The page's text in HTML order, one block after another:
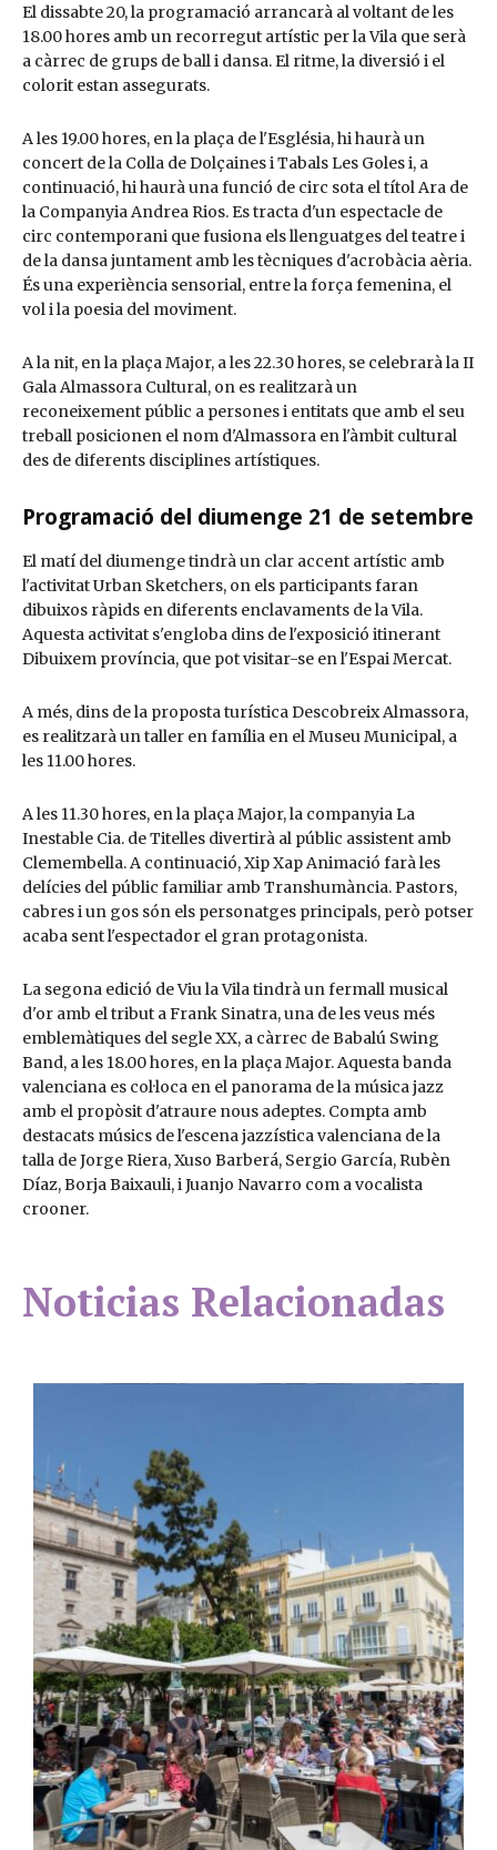
El dissabte 20, la programació arrancarà al voltant de les
18.00 hores amb un recorregut artístic per la Vila que serà
a càrrec de grups de ball i dansa. El ritme, la diversió i el
colorit estan assegurats.
A les 19.00 hores, en la plaça de l'Església, hi haurà un
concert de la Colla de Dolçaines i Tabals Les Goles i, a
continuació, hi haurà una funció de circ sota el títol Ara de
la Companyia Andrea Rios. Es tracta d'un espectacle de
circ contemporani que fusiona els llenguatges del teatre i
de la dansa juntament amb les tècniques d'acrobàcia aèria.
És una experiència sensorial, entre la força femenina, el
vol i la poesia del moviment.
A la nit, en la plaça Major, a les 22.30 hores, se celebrarà la II
Gala Almassora Cultural, on es realitzarà un
reconeixement públic a persones i entitats que amb el seu
treball posicionen el nom d'Almassora en l'àmbit cultural
des de diferents disciplines artístiques.
Programació del diumenge 21 de setembre
El matí del diumenge tindrà un clar accent artístic amb
l'activitat Urban Sketchers, on els participants faran
dibuixos ràpids en diferents enclavaments de la Vila.
Aquesta activitat s'engloba dins de l'exposició itinerant
Dibuixem província, que pot visitar-se en l'Espai Mercat.
A més, dins de la proposta turística Descobreix Almassora,
es realitzarà un taller en família en el Museu Municipal, a
les 11.00 hores.
A les 11.30 hores, en la plaça Major, la companyia La
Inestable Cia. de Titelles divertirà al públic assistent amb
Clemembella. A continuació, Xip Xap Animació farà les
delícies del públic familiar amb Transhumància. Pastors,
cabres i un gos són els personatges principals, però potser
acaba sent l'espectador el gran protagonista.
La segona edició de Viu la Vila tindrà un fermall musical
d'or amb el tribut a Frank Sinatra, una de les veus més
emblemàtiques del segle XX, a càrrec de Babalú Swing
Band, a les 18.00 hores, en la plaça Major. Aquesta banda
valenciana es col·loca en el panorama de la música jazz
amb el propòsit d'atraure nous adeptes. Compta amb
destacats músics de l'escena jazzística valenciana de la
talla de Jorge Riera, Xuso Barberá, Sergio García, Rubèn
Díaz, Borja Baixauli, i Juanjo Navarro com a vocalista
crooner.
Noticias Relacionadas